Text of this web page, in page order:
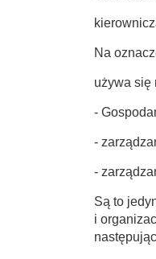
Na
używa się
-
-
-
Są to
i